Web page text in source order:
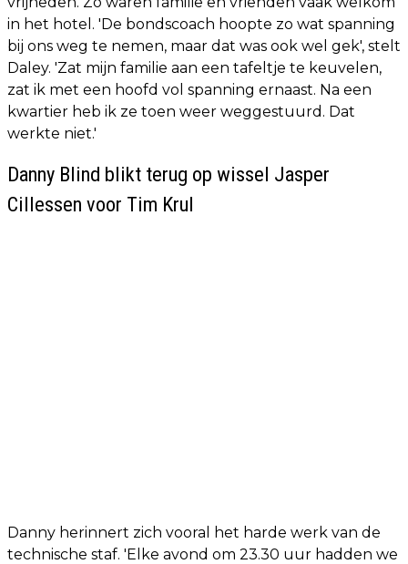
in het hotel. 'De bondscoach hoopte zo wat spanning
bij ons weg te nemen, maar dat was ook wel gek', stelt
Daley. 'Zat mijn familie aan een tafeltje te keuvelen,
zat ik met een hoofd vol spanning ernaast. Na een
kwartier heb ik ze toen weer weggestuurd. Dat
werkte niet.'
Danny Blind blikt terug op wissel Jasper
Cillessen voor Tim Krul
Danny herinnert zich vooral het harde werk van de
technische staf. 'Elke avond om 23.30 uur hadden we